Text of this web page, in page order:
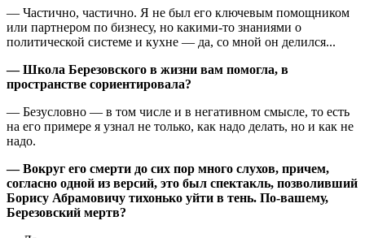
— Частично, частично. Я не был его ключевым помощником
или партнером по бизнесу, но какими-то знаниями о
политической системе и кухне — да, со мной он делился...
— Школа Березовского в жизни вам помогла, в
пространстве сориентировала?
— Безусловно — в том числе и в негативном смысле, то есть
на его примере я узнал не только, как надо делать, но и как не
надо.
— Вокруг его смерти до сих пор много слухов, причем,
согласно одной из версий, это был спектакль, позволивший
Бо­рису Абрамовичу тихонько уйти в тень. По-вашему,
Березовский мертв?